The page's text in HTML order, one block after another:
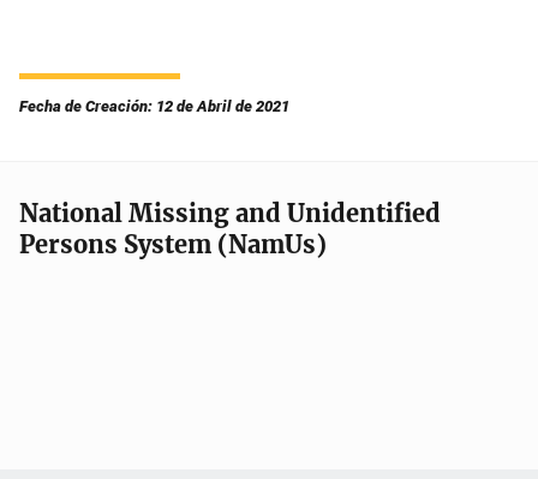
Fecha de Creación: 12 de Abril de 2021
National Missing and Unidentified
Persons System (NamUs)